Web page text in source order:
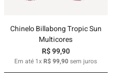
Chinelo Billabong Tropic Sun
Multicores
R$99,90
Em até 1xR$99,90sem juros